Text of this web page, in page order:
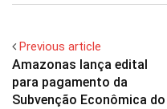
Previous article
Amazonas lança edital
para pagamento da
Subvenção Econômica do